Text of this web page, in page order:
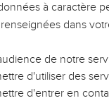
à caractère
dans
de notre
d'utiliser des
d'entrer en